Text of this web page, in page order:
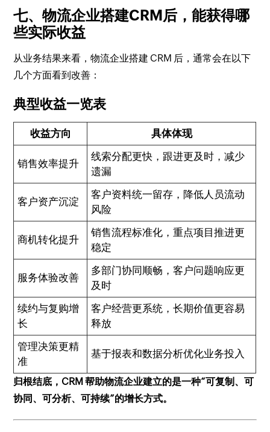
七、物流企业搭建CRM后，能获得哪
些实际收益
从业务结果来看，物流企业搭建 CRM 后，通常会在以下
几个方面看到改善：
典型收益一览表
收益方向 具体体现
销售效率提升
线索分配更快，跟进更及时，减少
遗漏
客户资产沉淀
客户资料统一留存，降低人员流动
风险
商机转化提升
销售流程标准化，重点项目推进更
稳定
服务体验改善
多部门协同顺畅，客户问题响应更
及时
续约与复购增
长
客户经营更系统，长期价值更容易
释放
管理决策更精
准
基于报表和数据分析优化业务投入
归根结底，CRM 帮助物流企业建立的是一种“可复制、可
协同、可分析、可持续”的增长方式。